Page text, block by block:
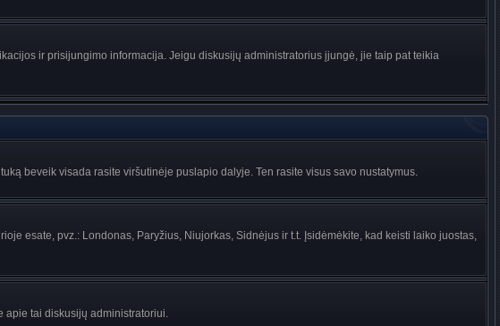
ir prisijungimo informacija. Jeigu diskusijų administratorius įjungė, jie taip pat teikia
beveik visada rasite viršutinėje puslapio dalyje. Ten rasite visus savo nustatymus.
esate, pvz.: Londonas, Paryžius, Niujorkas, Sidnėjus ir t.t. Įsidėmėkite, kad keisti laiko juostas,
apie tai diskusijų administratoriui.